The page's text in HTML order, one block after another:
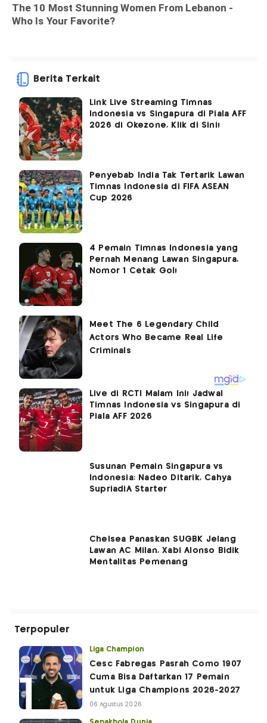
Berita Terkait
Link Live Streaming Timnas
Indonesia vs Singapura di Piala AFF
2026 di Okezone, Klik di Sini!
Penyebab India Tak Tertarik Lawan
Timnas Indonesia di FIFA ASEAN
Cup 2026
4 Pemain Timnas Indonesia yang
Pernah Menang Lawan Singapura,
Nomor 1 Cetak Gol!
Live di RCTI Malam Ini! Jadwal
Timnas Indonesia vs Singapura di
Piala AFF 2026
Susunan Pemain Singapura vs
Indonesia: Nadeo Ditarik, Cahya
SupriadiÂ Starter
Chelsea Panaskan SUGBK Jelang
Lawan AC Milan, Xabi Alonso Bidik
Mentalitas Pemenang
Terpopuler
Liga Champion
Cesc Fabregas Pasrah Como 1907
Cuma Bisa Daftarkan 17 Pemain
untuk Liga Champions 2026-2027
06 Agustus 2026